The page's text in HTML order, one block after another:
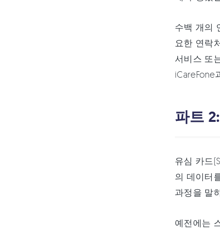
수백 개의
요한 연락
서비스 또
iCareFone
파트
유심 카드
의 데이터
과정을 말
예전에는